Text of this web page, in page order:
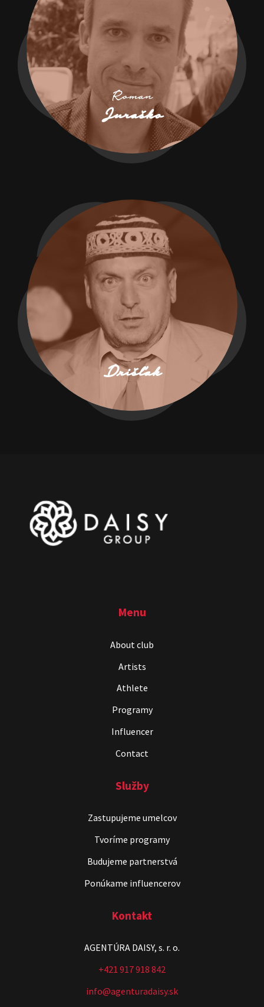
Roman
Juraško
Drišľak
Menu
About club
Artists
Athlete
Programy
Influencer
Contact
Služby
Zastupujeme umelcov
Tvoríme programy
Budujeme partnerstvá
Ponúkame influencerov
Kontakt
AGENTÚRA DAISY, s. r. o.
+421 917 918 842
info@agenturadaisy.sk